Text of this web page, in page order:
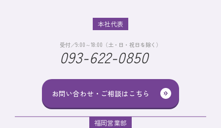
お問い合わせ・ご相談はこちら
本社代表
受付／9:00～18:00（土・日・祝日を除く）
093-622-0850
福岡営業部